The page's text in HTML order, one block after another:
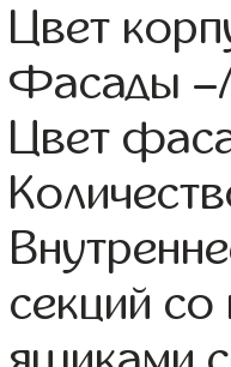
Цвет
Фасады
Цвет
секций